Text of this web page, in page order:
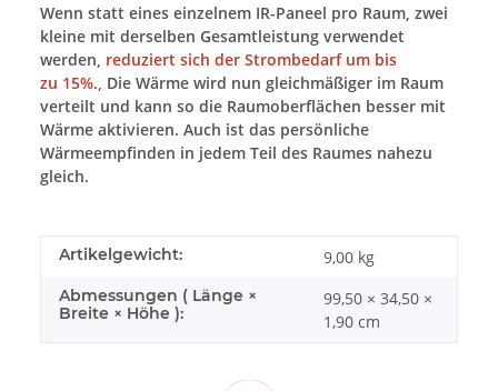
Wenn statt eines einzelnem IR-Paneel pro Raum, zwei
kleine mit derselben Gesamtleistung verwendet
werden, reduziert sich der Strombedarf um bis
zu 15%., Die Wärme wird nun gleichmäßiger im Raum
verteilt und kann so die Raumoberflächen besser mit
Wärme aktivieren. Auch ist das persönliche
Wärmeempfinden in jedem Teil des Raumes nahezu
gleich.
Artikelgewicht: 9,00 kg
Abmessungen ( Länge ×
Breite × Höhe ):
99,50 × 34,50 ×
1,90 cm